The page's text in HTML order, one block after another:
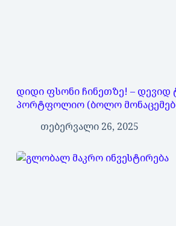
დიდი ფსონი ჩინეთზე! – დევიდ
პორტფოლიო (ბოლო
თებერვალი 26, 2025